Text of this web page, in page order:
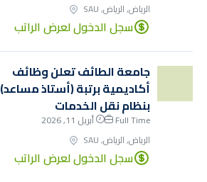
الرياض, الرياض, SAU
سجل الدخول لعرض الراتب
جامعة الطائف تعلن وظائف
أكاديمية برتبة (أستاذ مساعد)
بنظام نقل الخدمات
Full Time
أبريل 11, 2026
الرياض, الرياض, SAU
سجل الدخول لعرض الراتب